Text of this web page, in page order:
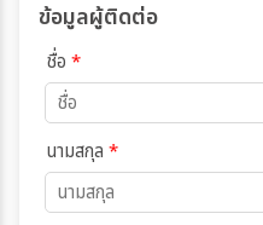
ข้อมูลผู้ติดต่อ
ชื่อ *
นามสกุล *